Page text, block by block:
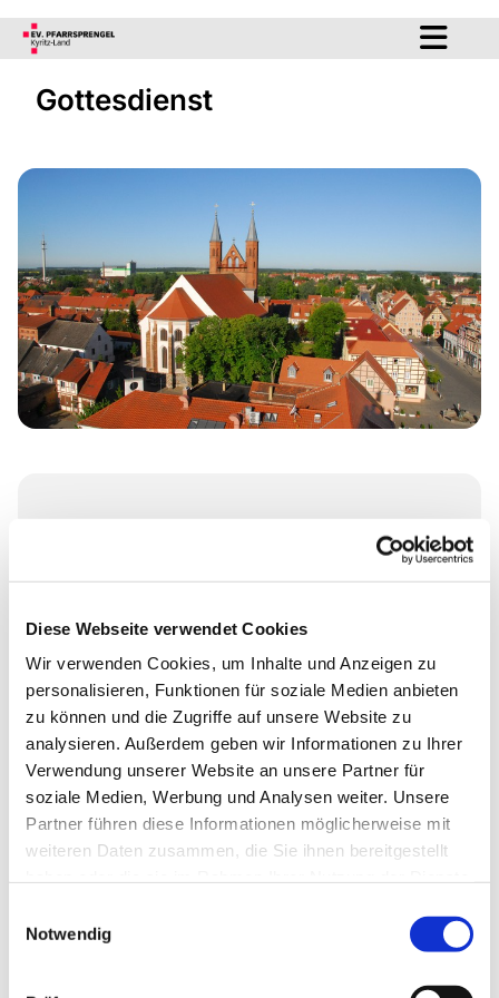
Diese Webseite verwendet Cookies
Wir verwenden Cookies, um Inhalte und Anzeigen zu
personalisieren, Funktionen für soziale Medien anbieten
zu können und die Zugriffe auf unsere Website zu
analysieren. Außerdem geben wir Informationen zu Ihrer
Verwendung unserer Website an unsere Partner für
soziale Medien, Werbung und Analysen weiter. Unsere
Partner führen diese Informationen möglicherweise mit
weiteren Daten zusammen, die Sie ihnen bereitgestellt
Notwendig
Gottesdienst
Sonntag, 9. August 2026, 10:30 Uhr
Sebastian-Bach-Str. 51, 16866 Kyritz
Lektorin Christiane Meier, Organist
G. Förster